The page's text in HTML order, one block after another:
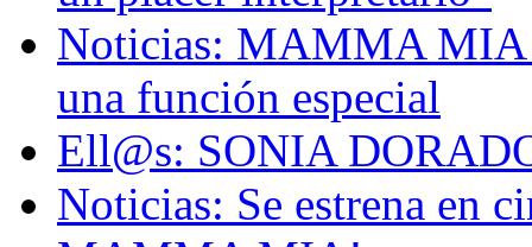
Noticias: MAMMA MIA!
una función especial
Ell@s: SONIA
Noticias: Se estrena en